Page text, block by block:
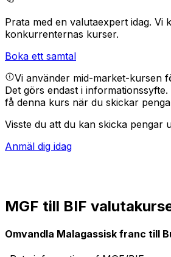
Prata med en valutaexpert idag. Vi
konkurrenternas kurser.
Boka ett samtal
Vi använder mid-market-kursen
Det görs endast i
få denna kurs när du skickar
Visste du att du kan skicka pengar
Anmäl dig idag
MGF till BIF
Omvandla Malagassisk franc till